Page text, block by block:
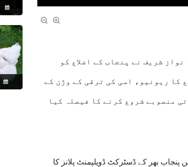
شریف نے پنجاب کے اضلاع کو
کا ریونیو، اسی کی ترقی کے وژن کے
منصوبے شروع کرنے کا فیصلہ کیا
بھر کے ڈسٹرکٹ ڈویلپمنٹ پلانز کا